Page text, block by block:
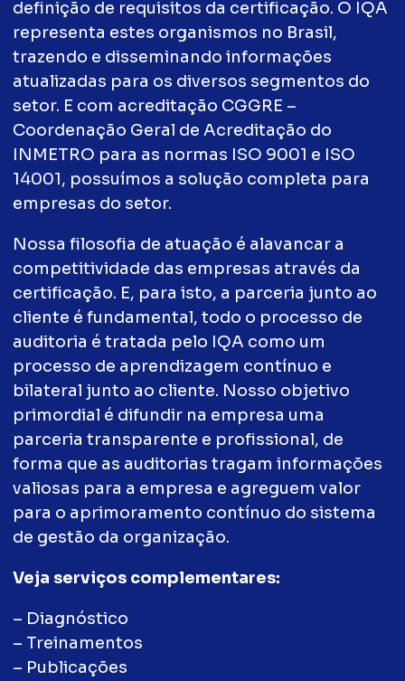
definição de requisitos da certificação. O IQA
representa estes organismos no Brasil,
trazendo e disseminando informações
atualizadas para os diversos segmentos do
setor. E com acreditação CGGRE –
Coordenação Geral de Acreditação do
INMETRO para as normas ISO 9001 e ISO
14001, possuímos a solução completa para
empresas do setor.
Nossa filosofia de atuação é alavancar a
competitividade das empresas através da
certificação. E, para isto, a parceria junto ao
cliente é fundamental, todo o processo de
auditoria é tratada pelo IQA como um
processo de aprendizagem contínuo e
bilateral junto ao cliente. Nosso objetivo
primordial é difundir na empresa uma
parceria transparente e profissional, de
forma que as auditorias tragam informações
valiosas para a empresa e agreguem valor
para o aprimoramento contínuo do sistema
de gestão da organização.
Veja serviços complementares:
– Diagnóstico
– Treinamentos
– Publicações